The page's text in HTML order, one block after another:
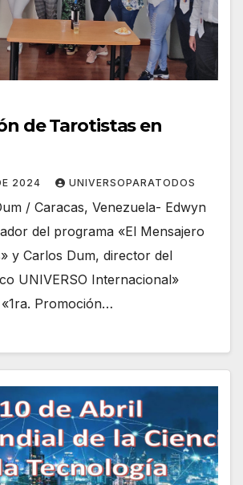
de Tarotistas en
2024 UNIVERSOPARATODOS
/ Caracas, Venezuela- Edwyn
del programa «El Mensajero
y Carlos Dum, director del
UNIVERSO Internacional»
Promoción…